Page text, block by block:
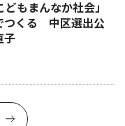
もまんなか社会」
つくる 中区選出公
子